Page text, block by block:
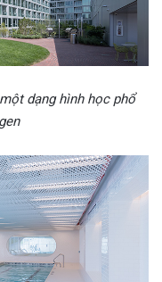
dạng hình học phổ